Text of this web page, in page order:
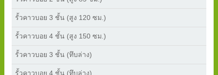
รั้วคาวบอย 3 ชั้น (สูง 120 ซม.)
รั้วคาวบอย 4 ชั้น (สูง 150 ซม.)
รั้วคาวบอย 3 ชั้น (ทึบล่าง)
รั้วคาวบอย 4 ชั้น (ทึบล่าง)